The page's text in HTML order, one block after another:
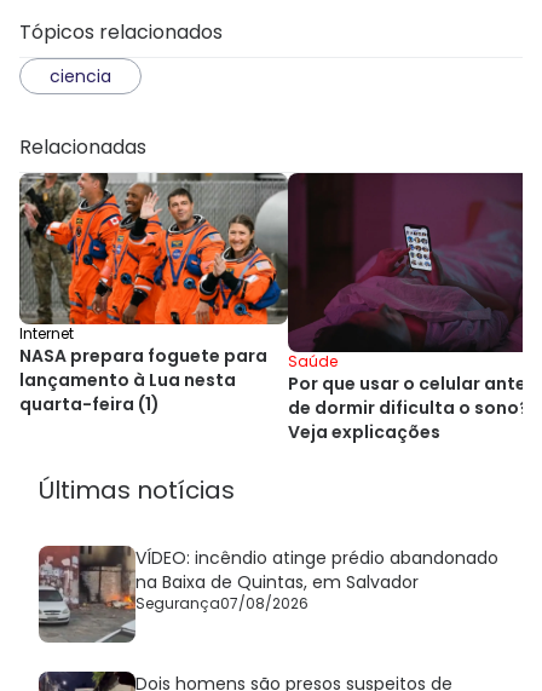
Tópicos relacionados
ciencia
Relacionadas
Internet
NASA prepara foguete para
lançamento à Lua nesta
quarta-feira (1)
Saúde
Por que usar o celular antes
de dormir dificulta o sono?
Veja explicações
Últimas notícias
VÍDEO: incêndio atinge prédio abandonado
na Baixa de Quintas, em Salvador
Segurança07/08/2026
Dois homens são presos suspeitos de